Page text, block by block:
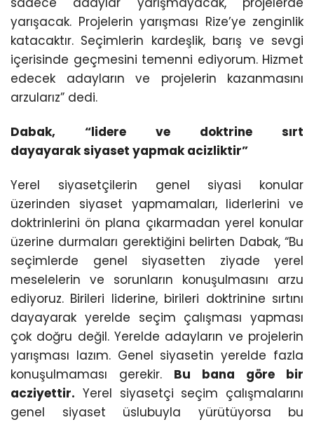
yarışacak. Projelerin yarışması Rize’ye zenginlik
katacaktır. Seçimlerin kardeşlik, barış ve sevgi
içerisinde geçmesini temenni ediyorum. Hizmet
edecek adayların ve projelerin kazanmasını
arzularız” dedi.
Dabak, “lidere ve doktrine sırt
dayayarak siyaset yapmak acizliktir”
Yerel siyasetçilerin genel siyasi konular
üzerinden siyaset yapmamaları, liderlerini ve
doktrinlerini ön plana çıkarmadan yerel konular
üzerine durmaları gerektiğini belirten Dabak, “Bu
seçimlerde genel siyasetten ziyade yerel
meselelerin ve sorunların konuşulmasını arzu
ediyoruz. Birileri liderine, birileri doktrinine sırtını
dayayarak yerelde seçim çalışması yapması
çok doğru değil. Yerelde adayların ve projelerin
yarışması lazım. Genel siyasetin yerelde fazla
konuşulmaması gerekir. Bu bana göre bir
acziyettir. Yerel siyasetçi seçim çalışmalarını
genel siyaset üslubuyla yürütüyorsa bu